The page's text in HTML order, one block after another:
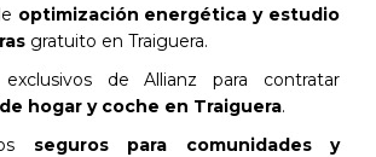
optimización energética y estudio
gratuito en Traiguera.
de Allianz para contratar
hogar y coche en Traiguera.
seguros para comunidades y